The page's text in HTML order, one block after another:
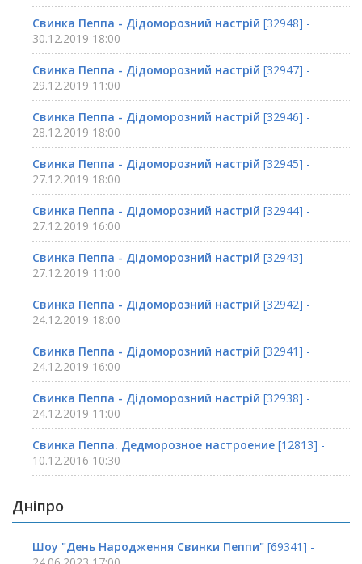
Свинка Пеппа - Дідоморозний настрій [32948] -
30.12.2019 18:00
Свинка Пеппа - Дідоморозний настрій [32947] -
29.12.2019 11:00
Свинка Пеппа - Дідоморозний настрій [32946] -
28.12.2019 18:00
Свинка Пеппа - Дідоморозний настрій [32945] -
27.12.2019 18:00
Свинка Пеппа - Дідоморозний настрій [32944] -
27.12.2019 16:00
Свинка Пеппа - Дідоморозний настрій [32943] -
27.12.2019 11:00
Свинка Пеппа - Дідоморозний настрій [32942] -
24.12.2019 18:00
Свинка Пеппа - Дідоморозний настрій [32941] -
24.12.2019 16:00
Свинка Пеппа - Дідоморозний настрій [32938] -
24.12.2019 11:00
Свинка Пеппа. Дедморозное настроение [12813] -
10.12.2016 10:30
Дніпро
Шоу "День Народження Свинки Пеппи" [69341] -